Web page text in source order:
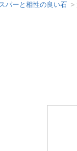
パーと相性の良い石